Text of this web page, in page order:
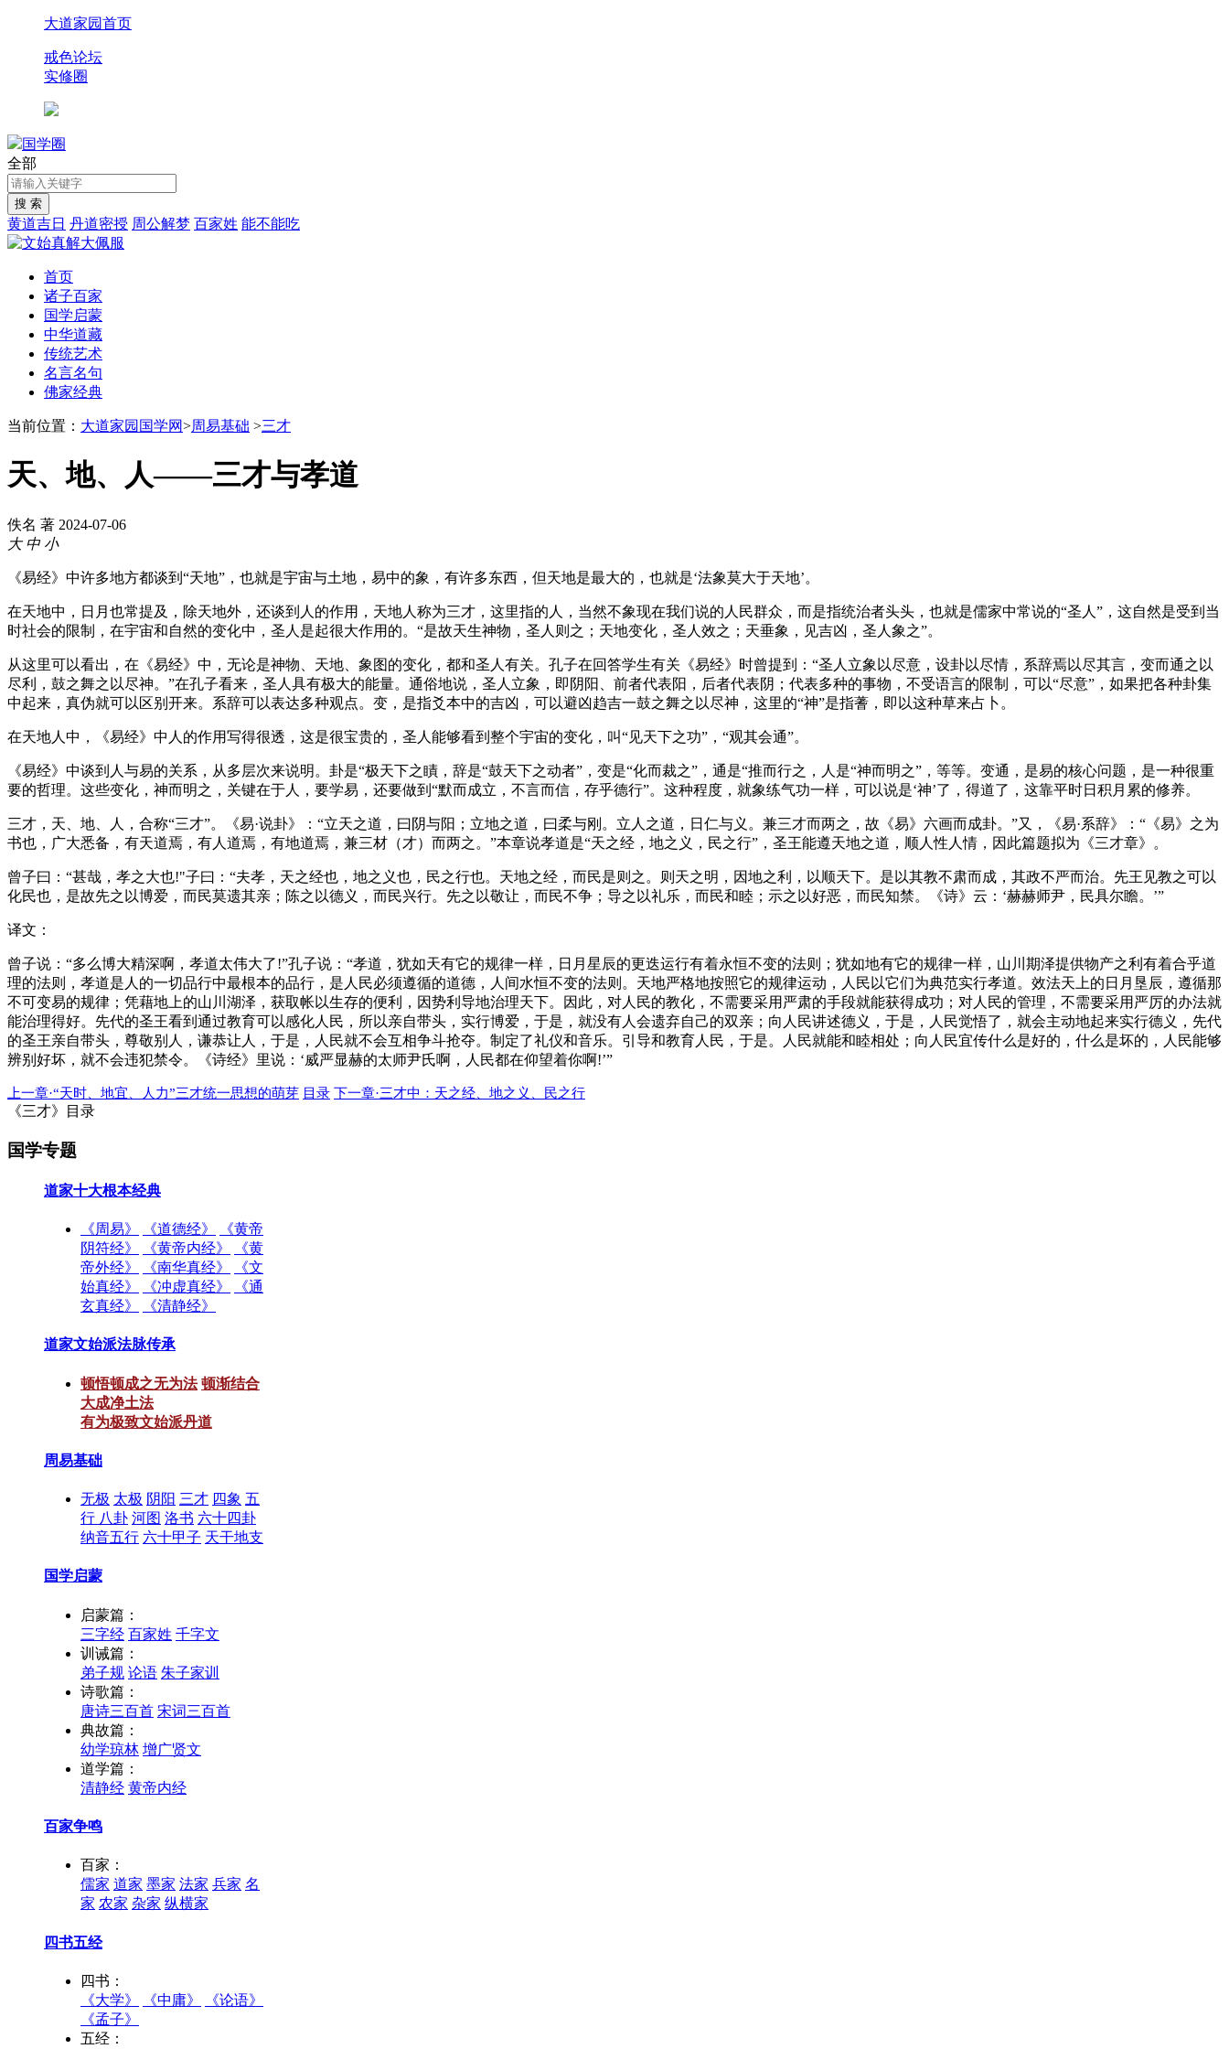
大道家园首页
戒色论坛
实修圈
国学圈
全部
黄道吉日 丹道密授 周公解梦 百家姓 能不能吃
首页
诸子百家
国学启蒙
中华道藏
传统艺术
名言名句
佛家经典
当前位置： 大道家园国学网>周易基础 >三才
天、地、人——三才与孝道
佚名 著 2024-07-06
大 中 小
《易经》中许多地方都谈到“天地”，也就是宇宙与土地，易中的象，有许多东西，但天地是最大的，也就是‘法象莫大于天地’。
在天地中，日月也常提及，除天地外，还谈到人的作用，天地人称为三才，这里指的人，当然不象现在我们说的人民群众，而是指统治者头头，也就是儒家中常说的“圣人”，这自然是受到当
时社会的限制，在宇宙和自然的变化中，圣人是起很大作用的。“是故天生神物，圣人则之；天地变化，圣人效之；天垂象，见吉凶，圣人象之”。
从这里可以看出，在《易经》中，无论是神物、天地、象图的变化，都和圣人有关。孔子在回答学生有关《易经》时曾提到：“圣人立象以尽意，设卦以尽情，系辞焉以尽其言，变而通之以
尽利，鼓之舞之以尽神。”在孔子看来，圣人具有极大的能量。通俗地说，圣人立象，即阴阳、前者代表阳，后者代表阴；代表多种的事物，不受语言的限制，可以“尽意”，如果把各种卦集
中起来，真伪就可以区别开来。系辞可以表达多种观点。变，是指爻本中的吉凶，可以避凶趋吉一鼓之舞之以尽神，这里的“神”是指蓍，即以这种草来占卜。
在天地人中，《易经》中人的作用写得很透，这是很宝贵的，圣人能够看到整个宇宙的变化，叫“见天下之功”，“观其会通”。
《易经》中谈到人与易的关系，从多层次来说明。卦是“极天下之瞔，辞是“鼓天下之动者”，变是“化而裁之”，通是“推而行之，人是“神而明之”，等等。变通，是易的核心问题，是一种很重
要的哲理。这些变化，神而明之，关键在于人，要学易，还要做到“默而成立，不言而信，存乎德行”。这种程度，就象练气功一样，可以说是‘神’了，得道了，这靠平时日积月累的修养。
三才，天、地、人，合称“三才”。《易·说卦》：“立天之道，曰阴与阳；立地之道，曰柔与刚。立人之道，日仁与义。兼三才而两之，故《易》六画而成卦。”又，《易·系辞》：“《易》之为
书也，广大悉备，有天道焉，有人道焉，有地道焉，兼三材（才）而两之。”本章说孝道是“天之经，地之义，民之行”，圣王能遵天地之道，顺人性人情，因此篇题拟为《三才章》。
曾子曰：“甚哉，孝之大也!"子曰：“夫孝，天之经也，地之义也，民之行也。天地之经，而民是则之。则天之明，因地之利，以顺天下。是以其教不肃而成，其政不严而治。先王见教之可以
化民也，是故先之以博爱，而民莫遗其亲；陈之以德义，而民兴行。先之以敬让，而民不争；导之以礼乐，而民和睦；示之以好恶，而民知禁。《诗》云：‘赫赫师尹，民具尔瞻。’”
译文：
曾子说：“多么博大精深啊，孝道太伟大了!”孔子说：“孝道，犹如天有它的规律一样，日月星辰的更迭运行有着永恒不变的法则；犹如地有它的规律一样，山川期泽提供物产之利有着合乎道
理的法则，孝道是人的一切品行中最根本的品行，是人民必须遵循的道德，人间水恒不变的法则。天地严格地按照它的规律运动，人民以它们为典范实行孝道。效法天上的日月垦辰，遵循那
不可变易的规律；凭藉地上的山川湖泽，获取帐以生存的便利，因势利导地治理天下。因此，对人民的教化，不需要采用严肃的手段就能获得成功；对人民的管理，不需要采用严厉的办法就
能治理得好。先代的圣王看到通过教育可以感化人民，所以亲自带头，实行博爱，于是，就没有人会遗弃自己的双亲；向人民讲述德义，于是，人民觉悟了，就会主动地起来实行德义，先代
的圣王亲自带头，尊敬别人，谦恭让人，于是，人民就不会互相争斗抢夺。制定了礼仪和音乐。引导和教育人民，于是。人民就能和睦相处；向人民宜传什么是好的，什么是坏的，人民能够
辨别好坏，就不会违犯禁令。《诗经》里说：‘威严显赫的太师尹氏啊，人民都在仰望着你啊!’”
上一章·“天时、地宜、人力”三才统一思想的萌芽 目录 下一章·三才中：天之经、地之义、民之行
《三才》目录
国学专题
道家十大根本经典
《周易》 《道德经》
《黄帝
阴符经》
《黄帝内经》
《黄
帝外经》
《南华真经》
《文
始真经》
《冲虚真经》
《通
玄真经》
《清静经》
道家文始派法脉传承
顿悟顿成之无为法 顿渐结合
大成净土法
有为极致文始派丹道
周易基础
无极 太极 阴阳 三才 四象 五
行 八卦 河图 洛书 六十四卦
纳音五行 六十甲子 天干地支
国学启蒙
启蒙篇：
三字经 百家姓 千字文
训诫篇：
弟子规 论语 朱子家训
诗歌篇：
唐诗三百首 宋词三百首
典故篇：
幼学琼林 增广贤文
道学篇：
清静经 黄帝内经
百家争鸣
百家：
儒家 道家 墨家 法家 兵家 名
家 农家 杂家 纵横家
四书五经
四书：
《大学》
《中庸》
《论语》
《孟子》
五经：